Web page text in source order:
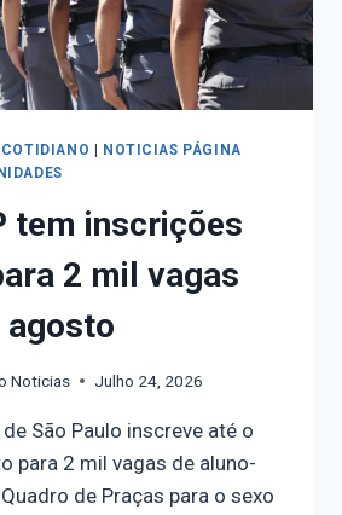
COTIDIANO
NOTICIAS PÁGINA
tem inscrições
2 mil vagas
agosto
Noticias Julho 24, 2026
São Paulo inscreve até o
para 2 mil vagas de aluno-
de Praças para o sexo